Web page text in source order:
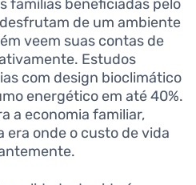
famílias beneficiadas pelo
de um ambiente
veem suas contas de
Estudos
com design bioclimático
energético em até 40%.
a economia familiar,
era onde o custo de vida